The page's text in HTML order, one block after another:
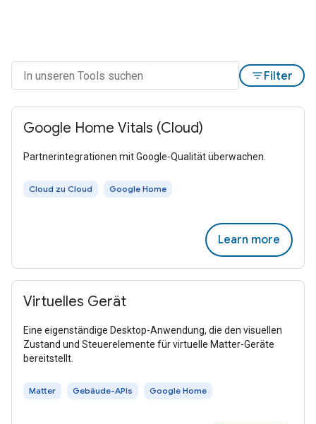
filter_listFilter
Google Home Vitals (Cloud)
Partnerintegrationen mit Google-Qualität überwachen.
Cloud zu Cloud Google Home
Learn more
Virtuelles Gerät
Eine eigenständige Desktop-Anwendung, die den visuellen
Zustand und Steuerelemente für virtuelle Matter-Geräte
bereitstellt.
Matter Gebäude-APIs Google Home